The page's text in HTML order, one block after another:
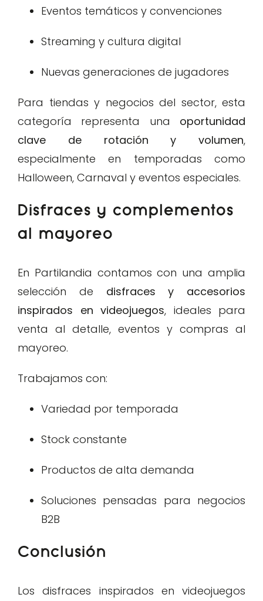
Eventos temáticos y convenciones
Streaming y cultura digital
Nuevas generaciones de jugadores
Para tiendas y negocios del sector, esta
categoría representa una oportunidad
clave de rotación y volumen,
especialmente en temporadas como
Halloween, Carnaval y eventos especiales.
Disfraces y complementos
al mayoreo
En Partilandia contamos con una amplia
selección de disfraces y accesorios
inspirados en videojuegos, ideales para
venta al detalle, eventos y compras al
mayoreo.
Trabajamos con:
Variedad por temporada
Stock constante
Productos de alta demanda
Soluciones pensadas para negocios
B2B
Conclusión
Los disfraces inspirados en videojuegos